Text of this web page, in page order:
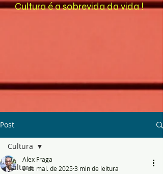
Cultura é a sobrevida da vida !
Post
Cultura
Cultura
Alex Fraga
9 de mai. de 20253 min de leitura